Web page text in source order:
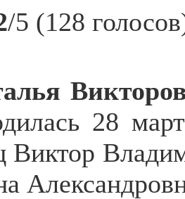
/5 (128
28
Виктор